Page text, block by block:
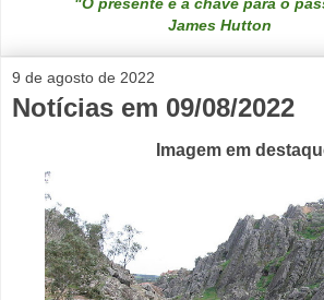
James Hutton
9 de agosto de 2022
Notícias em 09/08/2022
Imagem em